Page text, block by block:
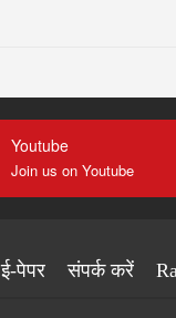
Youtube
Join us on Youtube
ई-पेपर संपर्क करें